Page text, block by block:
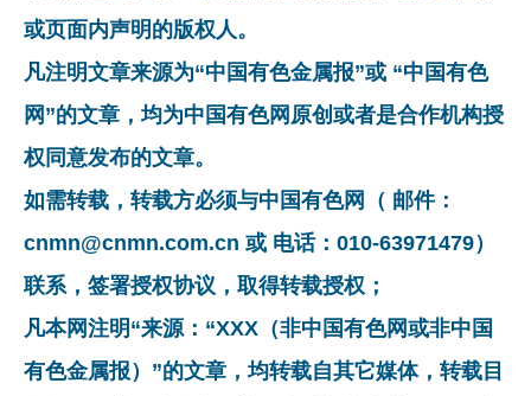
或页面内声明的版权人。
凡注明文章来源为“中国有色金属报”或 “中国有色
网”的文章，均为中国有色网原创或者是合作机构授
权同意发布的文章。
如需转载，转载方必须与中国有色网（ 邮件：
cnmn@cnmn.com.cn 或 电话：010-63971479）
联系，签署授权协议，取得转载授权；
凡本网注明“来源：“XXX（非中国有色网或非中国
有色金属报）”的文章，均转载自其它媒体，转载目